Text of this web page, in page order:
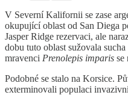
V Severní Kalifornii se zase
okupující oblast od San Diega
Jasper Ridge rezervaci, ale
dobu tuto oblast sužovala
mravenci Prenolepis imparis se
Podobné se stalo na Korsice.
exterminovali populaci